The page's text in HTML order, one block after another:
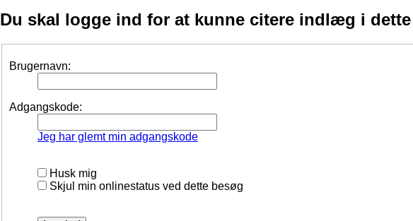
Du skal logge ind for at kunne citere indlæg i
Brugernavn:
Adgangskode:
Jeg har glemt min adgangskode
Husk mig
Skjul min onlinestatus ved dette besøg